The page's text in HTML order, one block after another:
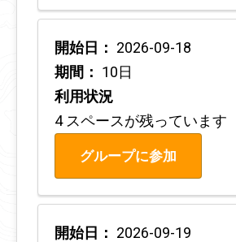
開始日： 2026-09-18
期間： 10日
利用状況
4 スペースが残っています
グループに参加
開始日： 2026-09-19